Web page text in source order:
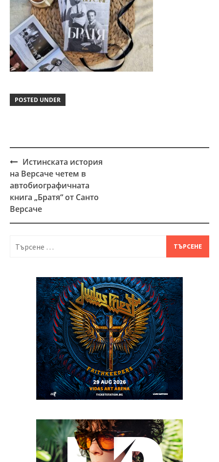
POSTED UNDER
Post
navigation
Истинската история
на Версаче четем в
автобиографичната
книга „Братя“ от Санто
Версаче
за: